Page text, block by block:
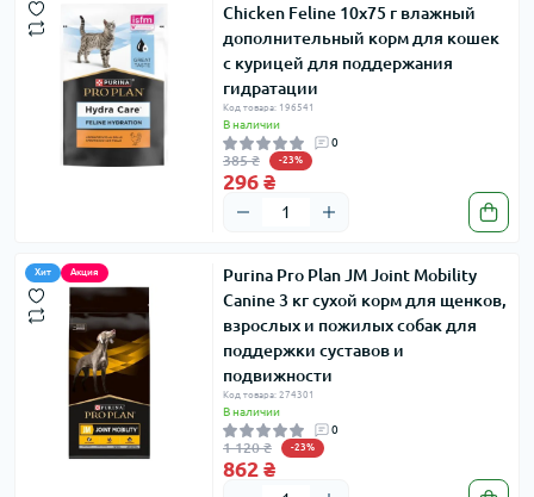
Chicken Feline 10х75 г влажный
дополнительный корм для кошек
с курицей для поддержания
гидратации
Код товара: 196541
В наличии
0
385 ₴ -23%
296 ₴
Хит Акция
Purina Pro Plan JM Joint Mobility
Canine 3 кг сухой корм для щенков,
взрослых и пожилых собак для
поддержки суставов и
подвижности
Код товара: 274301
В наличии
0
1 120 ₴ -23%
862 ₴